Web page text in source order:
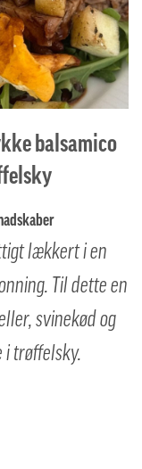
balsamico
lækkert i en
Til dette en
svinekød og
i trøffelsky.